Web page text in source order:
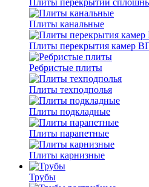
Плиты перекрытий
Плиты канальные
Плиты перекрытия камер
Ребристые плиты
Плиты техподполья
Плиты подкладные
Плиты парапетные
Плиты карнизные
Трубы